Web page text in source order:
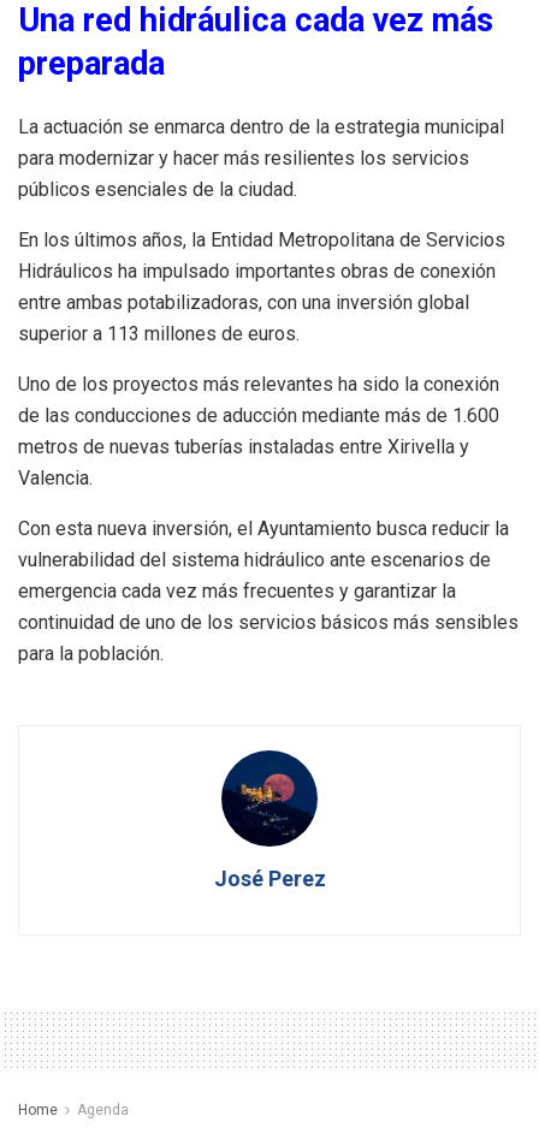
Una red hidráulica cada vez más
preparada
La actuación se enmarca dentro de la estrategia municipal
para modernizar y hacer más resilientes los servicios
públicos esenciales de la ciudad.
En los últimos años, la Entidad Metropolitana de Servicios
Hidráulicos ha impulsado importantes obras de conexión
entre ambas potabilizadoras, con una inversión global
superior a 113 millones de euros.
Uno de los proyectos más relevantes ha sido la conexión
de las conducciones de aducción mediante más de 1.600
metros de nuevas tuberías instaladas entre Xirivella y
Valencia.
Con esta nueva inversión, el Ayuntamiento busca reducir la
vulnerabilidad del sistema hidráulico ante escenarios de
emergencia cada vez más frecuentes y garantizar la
continuidad de uno de los servicios básicos más sensibles
para la población.
José Perez
Home Agenda